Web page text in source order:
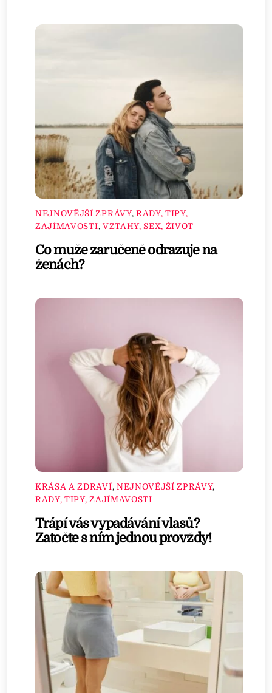
NEJNOVĚJŠÍ ZPRÁVY, RADY, TIPY,
ZAJÍMAVOSTI, VZTAHY, SEX, ŽIVOT
Co muže zaručeně odrazuje na
ženách?
KRÁSA A ZDRAVÍ, NEJNOVĚJŠÍ ZPRÁVY,
RADY, TIPY, ZAJÍMAVOSTI
Trápí vás vypadávání vlasů?
Zatočte s ním jednou provždy!